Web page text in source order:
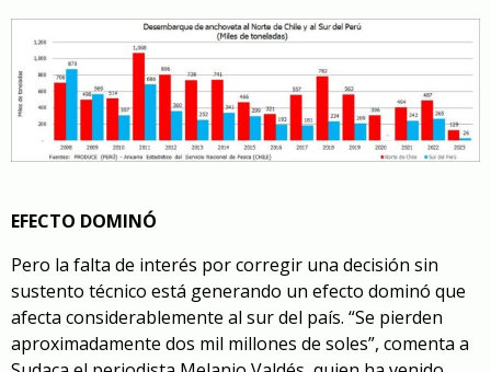
EFECTO DOMINÓ
Pero la falta de interés por corregir una decisión sin
sustento técnico está generando un efecto dominó que
afecta considerablemente al sur del país. “Se pierden
aproximadamente dos mil millones de soles”, comenta a